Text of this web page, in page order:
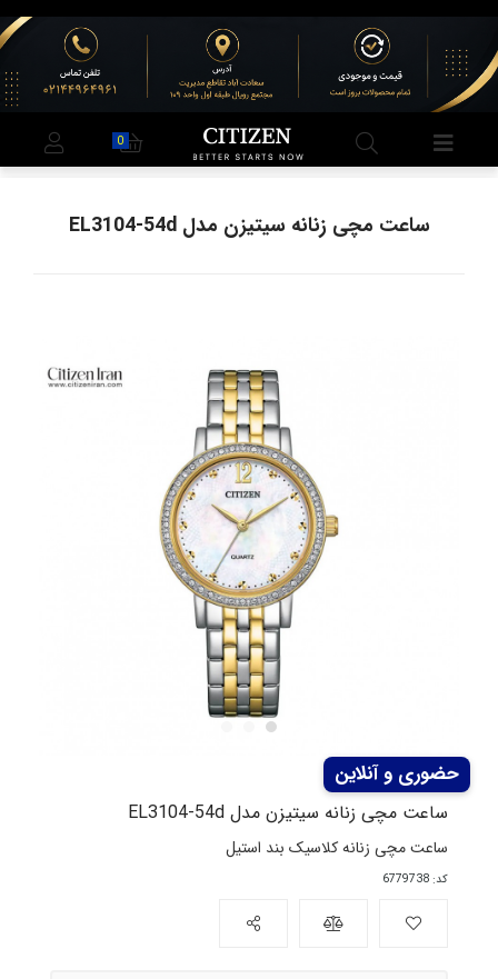
ساعت مچی زنانه سیتیزن مدل EL3104-54d
ساعت مچی زنانه سیتیزن مدل EL3104-54d
ساعت مچی زنانه کلاسیک بند استیل
کد: 6779738
0